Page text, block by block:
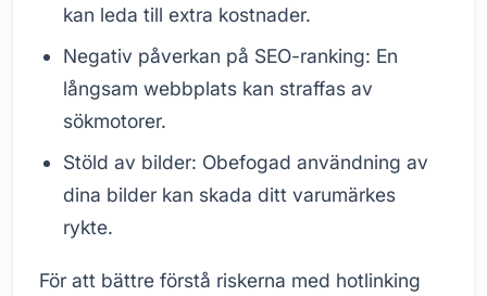
kan leda till extra kostnader.
Negativ påverkan på SEO-ranking: En
långsam webbplats kan straffas av
sökmotorer.
Stöld av bilder: Obefogad användning av
dina bilder kan skada ditt varumärkes
rykte.
För att bättre förstå riskerna med hotlinking